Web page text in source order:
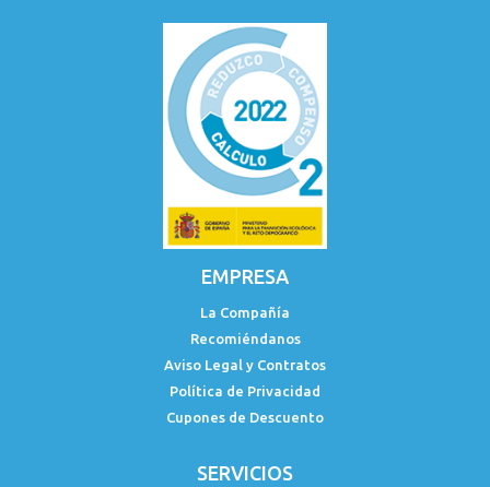
EMPRESA
La Compañía
Recomiéndanos
Aviso Legal y Contratos
Política de Privacidad
Cupones de Descuento
SERVICIOS